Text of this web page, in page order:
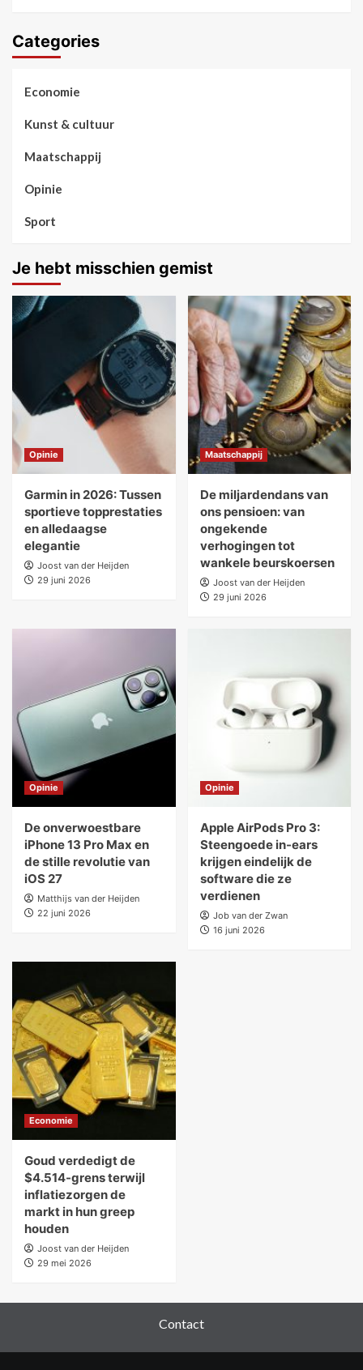
Categories
Economie
Kunst & cultuur
Maatschappij
Opinie
Sport
Je hebt misschien gemist
Opinie
Garmin in 2026: Tussen
sportieve topprestaties
en alledaagse
elegantie
Joost van der Heijden
29 juni 2026
Maatschappij
De miljardendans van
ons pensioen: van
ongekende
verhogingen tot
wankele beurskoersen
Joost van der Heijden
29 juni 2026
Opinie
De onverwoestbare
iPhone 13 Pro Max en
de stille revolutie van
iOS 27
Matthijs van der Heijden
22 juni 2026
Opinie
Apple AirPods Pro 3:
Steengoede in-ears
krijgen eindelijk de
software die ze
verdienen
Job van der Zwan
16 juni 2026
Economie
Goud verdedigt de
$4.514-grens terwijl
inflatiezorgen de
markt in hun greep
houden
Joost van der Heijden
29 mei 2026
Contact